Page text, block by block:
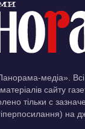
медіа».
сайту
тільки c
на